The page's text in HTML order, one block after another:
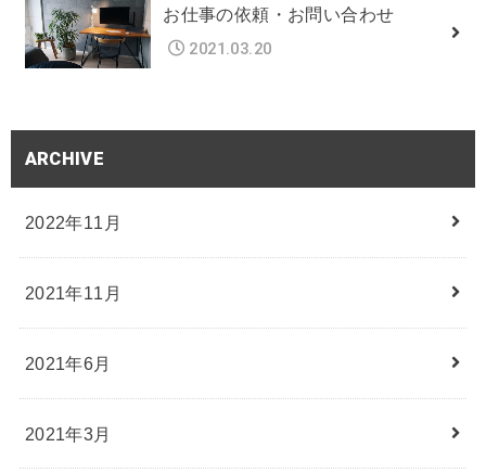
お仕事の依頼・お問い合わせ
2021.03.20
ARCHIVE
2022年11月
2021年11月
2021年6月
2021年3月